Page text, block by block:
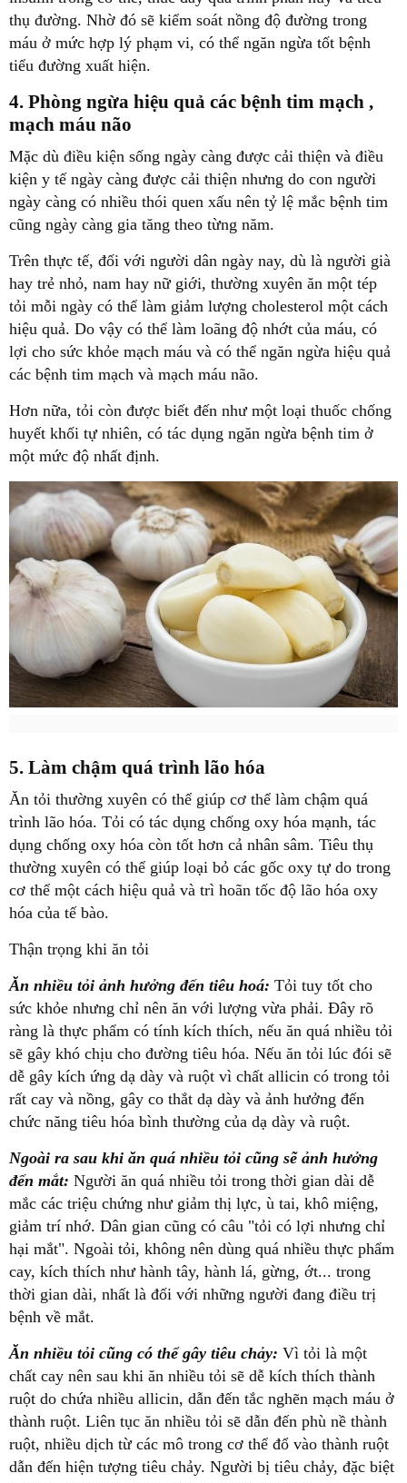
thụ đường. Nhờ đó sẽ kiểm soát nồng độ đường trong
máu ở mức hợp lý phạm vi, có thể ngăn ngừa tốt bệnh
tiểu đường xuất hiện.
4. Phòng ngừa hiệu quả các bệnh tim mạch ,
mạch máu não
Mặc dù điều kiện sống ngày càng được cải thiện và điều
kiện y tế ngày càng được cải thiện nhưng do con người
ngày càng có nhiều thói quen xấu nên tỷ lệ mắc bệnh tim
cũng ngày càng gia tăng theo từng năm.
Trên thực tế, đối với người dân ngày nay, dù là người già
hay trẻ nhỏ, nam hay nữ giới, thường xuyên ăn một tép
tỏi mỗi ngày có thể làm giảm lượng cholesterol một cách
hiệu quả. Do vậy có thể làm loãng độ nhớt của máu, có
lợi cho sức khỏe mạch máu và có thể ngăn ngừa hiệu quả
các bệnh tim mạch và mạch máu não.
Hơn nữa, tỏi còn được biết đến như một loại thuốc chống
huyết khối tự nhiên, có tác dụng ngăn ngừa bệnh tim ở
một mức độ nhất định.
5. Làm chậm quá trình lão hóa
Ăn tỏi thường xuyên có thể giúp cơ thể làm chậm quá
trình lão hóa. Tỏi có tác dụng chống oxy hóa mạnh, tác
dụng chống oxy hóa còn tốt hơn cả nhân sâm. Tiêu thụ
thường xuyên có thể giúp loại bỏ các gốc oxy tự do trong
cơ thể một cách hiệu quả và trì hoãn tốc độ lão hóa oxy
hóa của tế bào.
Thận trọng khi ăn tỏi
Ăn nhiều tỏi ảnh hưởng đến tiêu hoá: Tỏi tuy tốt cho
sức khỏe nhưng chỉ nên ăn với lượng vừa phải. Đây rõ
ràng là thực phẩm có tính kích thích, nếu ăn quá nhiều tỏi
sẽ gây khó chịu cho đường tiêu hóa. Nếu ăn tỏi lúc đói sẽ
dễ gây kích ứng dạ dày và ruột vì chất allicin có trong tỏi
rất cay và nồng, gây co thắt dạ dày và ảnh hưởng đến
chức năng tiêu hóa bình thường của dạ dày và ruột.
Ngoài ra sau khi ăn quá nhiều tỏi cũng sẽ ảnh hưởng
đến mắt: Người ăn quá nhiều tỏi trong thời gian dài dễ
mắc các triệu chứng như giảm thị lực, ù tai, khô miệng,
giảm trí nhớ. Dân gian cũng có câu "tỏi có lợi nhưng chỉ
hại mắt". Ngoài tỏi, không nên dùng quá nhiều thực phẩm
cay, kích thích như hành tây, hành lá, gừng, ớt... trong
thời gian dài, nhất là đối với những người đang điều trị
bệnh về mắt.
Ăn nhiều tỏi cũng có thể gây tiêu chảy: Vì tỏi là một
chất cay nên sau khi ăn nhiều tỏi sẽ dễ kích thích thành
ruột do chứa nhiều allicin, dẫn đến tắc nghẽn mạch máu ở
thành ruột. Liên tục ăn nhiều tỏi sẽ dẫn đến phù nề thành
ruột, nhiều dịch từ các mô trong cơ thể đổ vào thành ruột
dẫn đến hiện tượng tiêu chảy. Người bị tiêu chảy, đặc biệt